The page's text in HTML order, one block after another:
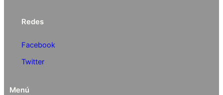
Redes
Facebook
Twitter
Menú